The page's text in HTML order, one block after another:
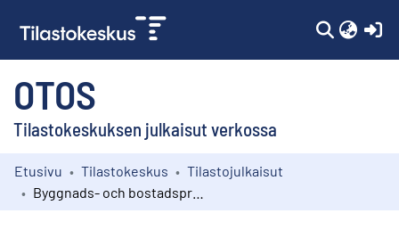
OTOS
Tilastokeskuksen julkaisut verkossa
Kokoelmat
Etusivu Tilastokeskus
Tilastojulkaisut